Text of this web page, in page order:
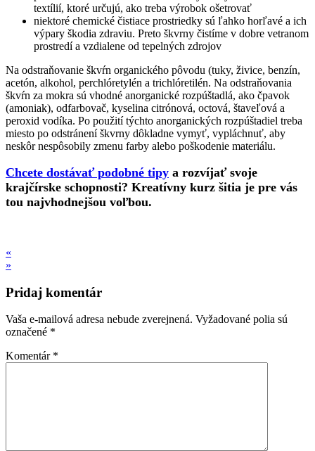
textílií, ktoré určujú, ako treba výrobok ošetrovať
niektoré chemické čistiace prostriedky sú ľahko horľavé a ich
výpary škodia zdraviu. Preto škvrny čistíme v dobre vetranom
prostredí a vzdialene od tepelných zdrojov
Na odstraňovanie škvŕn organického pôvodu (tuky, živice, benzín,
acetón, alkohol, perchlóretylén a trichlóretilén. Na odstraňovania
škvŕn za mokra sú vhodné anorganické rozpúštadlá, ako čpavok
(amoniak), odfarbovač, kyselina citrónová, octová, štaveľová a
peroxid vodíka. Po použití týchto anorganických rozpúštadiel treba
miesto po odstránení škvrny dôkladne vymyť, vypláchnuť, aby
neskôr nespôsobily zmenu farby alebo poškodenie materiálu.
Chcete dostávať podobné tipy a rozvíjať svoje
krajčírske schopnosti? Kreatívny kurz šitia je pre vás
tou najvhodnejšou voľbou.
«
»
Pridaj komentár
Vaša e-mailová adresa nebude zverejnená. Vyžadované polia sú
označené *
Komentár *